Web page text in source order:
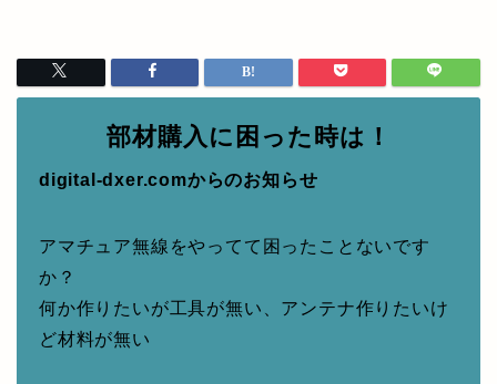
部材購入に困った時は！
digital-dxer.comからのお知らせ
アマチュア無線をやってて困ったことないです
か？
何か作りたいが工具が無い、アンテナ作りたいけ
ど材料が無い